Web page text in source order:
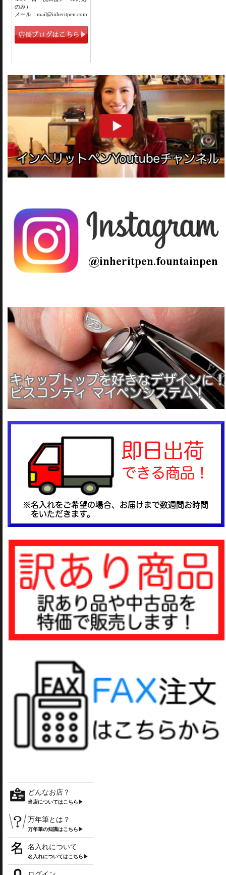
のみ）
メール：mail@inheritpen.com
どんなお店？
当店についてはこちら▶
万年筆とは？
万年筆の知識はこちら▶
名入れについて
名入れについてはこちら▶